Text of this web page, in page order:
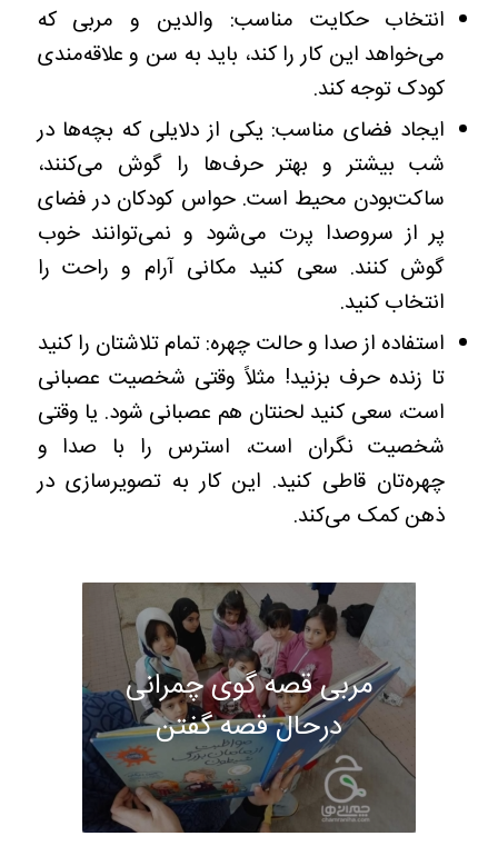
انتخاب حکایت مناسب: والدین و مربی که
می‌خواهد این کار را کند، باید به سن و علاقه‌مندی
کودک توجه کند.
ایجاد فضای مناسب: یکی از دلایلی که بچه‌ها در
شب بیشتر و بهتر حرف‌ها را گوش می‌کنند،
ساکت‌بودن محیط است. حواس کودکان در فضای
پر از سروصدا پرت می‌شود و نمی‌توانند خوب
گوش کنند. سعی کنید مکانی آرام و راحت را
انتخاب کنید.
استفاده از صدا و حالت چهره: تمام تلاشتان را کنید
تا زنده حرف بزنید! مثلاً وقتی شخصیت عصبانی
است، سعی کنید لحنتان هم عصبانی شود. یا وقتی
شخصیت نگران است، استرس را با صدا و
چهره‌تان قاطی کنید. این کار به تصویرسازی در
ذهن کمک می‌کند.
مربی قصه گوی چمرانی
درحال قصه گفتن